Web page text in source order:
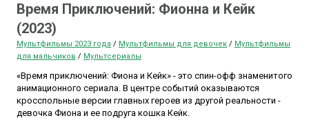
Время Приключений: Фионна и Кейк
(2023)
Мультфильмы 2023 года / Мультфильмы для девочек / Мультфильмы
для мальчиков / Мультсериалы
«Время приключений: Фиона и Кейк» - это спин-офф знаменитого
анимационного сериала. В центре событий оказываются
кросспольные версии главных героев из другой реальности -
девочка Фиона и ее подруга кошка Кейк.